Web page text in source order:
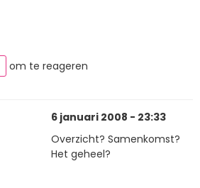
om te reageren
6 januari 2008 - 23:33
Overzicht? Samenkomst?
Het geheel?